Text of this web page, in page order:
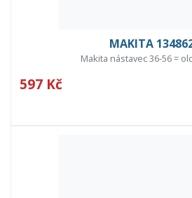
MAKITA
Makita nástavec 36-56 =
597 Kč